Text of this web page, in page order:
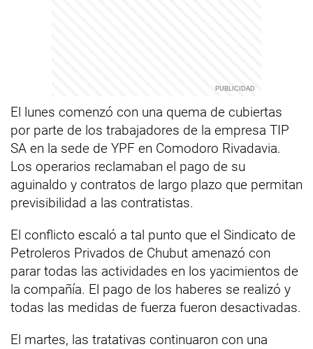
El lunes comenzó con una quema de cubiertas
por parte de los trabajadores de la empresa TIP
SA en la sede de YPF en Comodoro Rivadavia.
Los operarios reclamaban el pago de su
aguinaldo y contratos de largo plazo que permitan
previsibilidad a las contratistas.
El conflicto escaló a tal punto que el Sindicato de
Petroleros Privados de Chubut amenazó con
parar todas las actividades en los yacimientos de
la compañía. El pago de los haberes se realizó y
todas las medidas de fuerza fueron desactivadas.
El martes, las tratativas continuaron con una